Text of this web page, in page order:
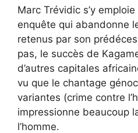
Marc Trévidic s’y
enquête qui abandonne
retenus par son
pas, le succès de
d’autres capitales
vu que le chantage
variantes (crime contre
impressionne beaucoup
l’homme.